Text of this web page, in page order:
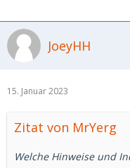
JoeyHH
15. Januar 2023
Zitat von MrYerg
Welche Hinweise und